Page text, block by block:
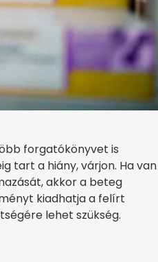
forgatókönyvet is
tart a hiány, várjon. Ha van
akkor a beteg
kiadhatja a felírt
lehet szükség.